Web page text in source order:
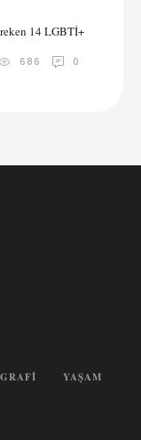
14 LGBTİ+
686 0
YAŞAM